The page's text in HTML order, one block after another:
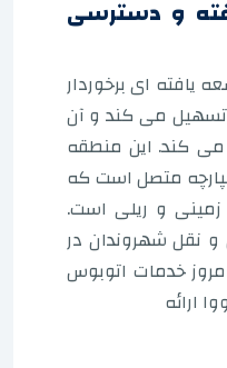
و دسترسی
یافته ای برخوردار
می کند و آن
می کند. این منطقه
متصل است که
و ریلی است.
و نقل شهروندان در
خدمات اتوبوس
ارائه